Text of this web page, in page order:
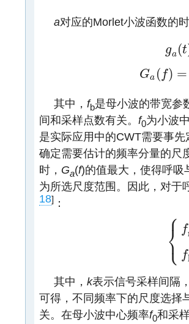
a对应的Morlet小波函数的
ga (t
ga( ) =1
Ga ( f) =
Ga(f) = ak π be−
其中， fb是母小波的带宽参
间和采样点数有关。 f0为小波
是实际应用中的CWT需要事
确定需要估计的频率分量的尺
时， Ga(f)的值最大，使得呼吸
为所选尺度范围。因此，对于
18] ：
⎧
⎩
⎨ f
f
{fr
其中， k表示信号采样间隔
可得，不同频率下的尺度选择
关。在母小波中心频率f0和采